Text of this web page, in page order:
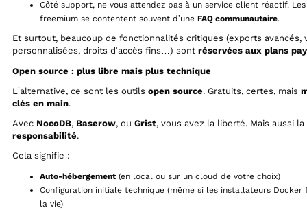
Côté support, ne vous attendez pas à un service client réactif. Les
freemium se contentent souvent d’une FAQ communautaire.
Et surtout, beaucoup de fonctionnalités critiques (exports avancés,
personnalisées, droits d’accès fins…) sont réservées aux plans
Open source : plus libre mais plus technique
L’alternative, ce sont les outils open source. Gratuits, certes, mais
clés en main.
Avec NocoDB, Baserow, ou Grist, vous avez la liberté. Mais aussi la
responsabilité.
Cela signifie :
Auto-hébergement(en local ou sur un cloud de votre choix)
Configuration initiale technique (même si les installateurs Docker
la vie)